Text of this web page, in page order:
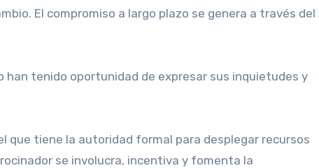
El compromiso a largo plazo se genera a través del
tenido oportunidad de expresar sus inquietudes y
que tiene la autoridad formal para desplegar recursos
se involucra, incentiva y fomenta la